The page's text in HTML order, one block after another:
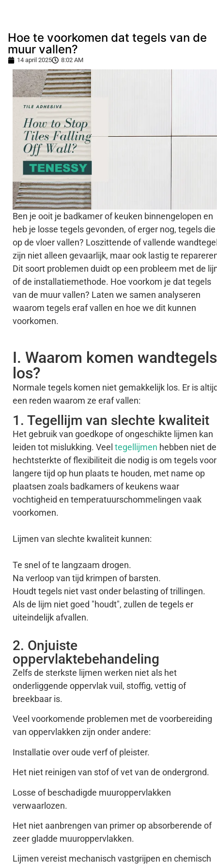
Hoe te voorkomen dat tegels van de
muur vallen?
14 april 2025 8:02 AM
Ben je ooit je badkamer of keuken binnengelopen en
heb je losse tegels gevonden, of erger nog, tegels die
op de vloer vallen? Loszittende of vallende
zijn niet alleen gevaarlijk, maar ook lastig te
Dit soort problemen duidt op een probleem met de
of de installatiemethode. Hoe voorkom je dat tegels
van de muur vallen? Laten we samen analyseren
waarom tegels eraf vallen en hoe we dit kunnen
voorkomen.
I. Waarom komen wandtegels
los?
Normale tegels komen niet gemakkelijk los. Er is
een reden waarom ze eraf vallen:
1. Tegellijm van slechte kwaliteit
Het gebruik van goedkope of ongeschikte lijmen kan
leiden tot mislukking. Veel tegellijmen hebben niet de
hechtsterkte of flexibiliteit die nodig is om tegels voor
langere tijd op hun plaats te houden, met name op
plaatsen zoals badkamers of keukens waar
vochtigheid en temperatuurschommelingen vaak
voorkomen.
Lijmen van slechte kwaliteit kunnen:
Te snel of te langzaam drogen.
Na verloop van tijd krimpen of barsten.
Houdt tegels niet vast onder belasting of trillingen.
Als de lijm niet goed "houdt", zullen de tegels er
uiteindelijk afvallen.
2. Onjuiste
oppervlaktebehandeling
Zelfs de sterkste lijmen werken niet als het
onderliggende oppervlak vuil, stoffig, vettig of
breekbaar is.
Veel voorkomende problemen met de voorbereiding
van oppervlakken zijn onder andere:
Installatie over oude verf of pleister.
Het niet reinigen van stof of vet van de ondergrond.
Losse of beschadigde muuroppervlakken
verwaarlozen.
Het niet aanbrengen van primer op absorberende of
zeer gladde muuroppervlakken.
Lijmen vereist mechanisch vastgrijpen en chemisch